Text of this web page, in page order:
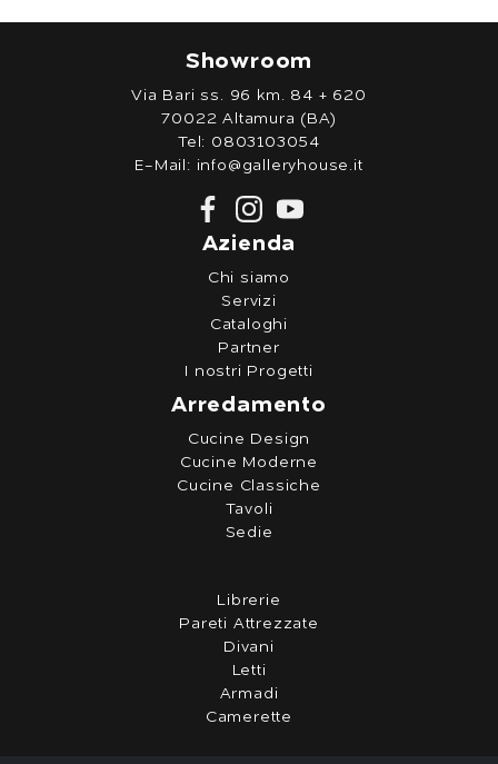
Showroom
Via Bari ss. 96 km. 84 + 620
70022 Altamura (BA)
Tel: 0803103054
E-Mail: info@galleryhouse.it
Azienda
Chi siamo
Servizi
Cataloghi
Partner
I nostri Progetti
Arredamento
Cucine Design
Cucine Moderne
Cucine Classiche
Tavoli
Sedie
Librerie
Pareti Attrezzate
Divani
Letti
Armadi
Camerette